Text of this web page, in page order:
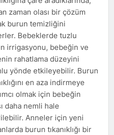
zaman olası bir çözüm
burun temizliğini
Bebeklerde tuzlu
irrigasyonu, bebeğin ve
rahatlama düzeyini
yönde etkileyebilir. Burun
en aza indirmeye
olmak için bebeğin
daha nemli hale
Anneler için yeni
burun tıkanıklığı bir